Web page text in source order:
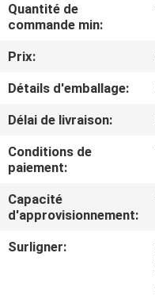
VISITE
D'USINE
CONTRÔLE
DE
QUALITÉ
CONTACTEZ-
NOUS
Quantité de
commande min:
Prix:
Détails d'emballage:
Délai de livraison:
Conditions de
paiement:
Capacité
d'approvisionnement:
Surligner: